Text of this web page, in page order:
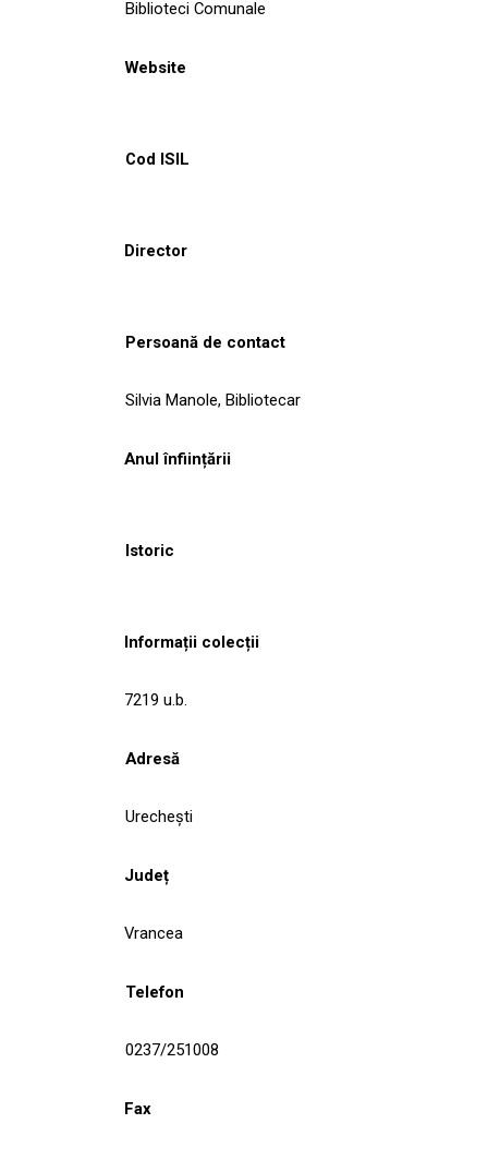
Biblioteci Comunale
Website
Cod ISIL
Director
Persoană de contact
Silvia Manole, Bibliotecar
Anul înființării
Istoric
Informații colecții
7219 u.b.
Adresă
Urecheşti
Județ
Vrancea
Telefon
0237/251008
Fax